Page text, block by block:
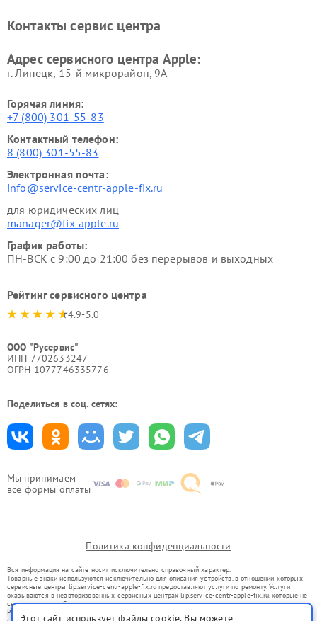
Мы принимаем
все формы оплаты
Контакты сервис центра
Адрес сервисного центра Apple:
г. Липецк, 15-й микрорайон, 9А
Горячая линия:
+7 (800) 301-55-83
Контактный телефон:
8 (800) 301-55-83
Электронная почта:
info@service-centr-apple-fix.ru
для юридических лиц
manager@fix-apple.ru
График работы:
ПН-ВСК с 9:00 до 21:00 без перерывов и выходных
Рейтинг сервисного центра
4.9-5.0
ООО "Русервис"
ИНН 7702633247
ОГРН 1077746335776
Поделиться в соц. сетях:
Политика конфиденциальности
Вся информация на сайте носит исключительно справочный характер.
Товарные знаки используются исключительно для описания устройств, в отношении которых
сервисные центры lip.service-centr-apple-fix.ru предоставляют услуги по ремонту. Услуги
оказываются в неавторизованных сервисных центрах lip.service-centr-apple-fix.ru, которые не
связаны с правообладателями товарных знаков или их официальными представителями.
Ремонт осуществляется для устройств, уже введенных в гражданский оборот в соответствии
Этот сайт использует файлы cookie. Вы можете